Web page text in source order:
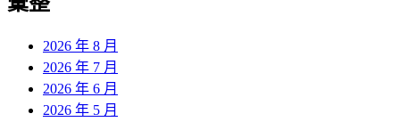
2026 年 8 月
2026 年 7 月
2026 年 6 月
2026 年 5 月